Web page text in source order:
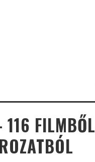
116 FILMBŐL